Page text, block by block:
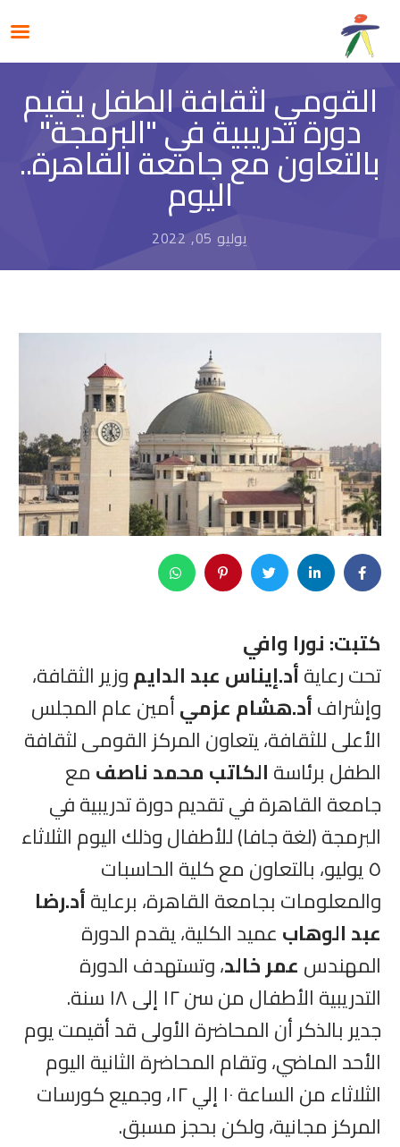
القومي لثقافة الطفل يقيم
دورة تدريبية في "البرمجة"
بالتعاون مع جامعة القاهرة..
اليوم
يوليو 05, 2022
كتبت: نورا وافي
تحت رعايةأد.إيناس عبد الدايموزير الثقافة،
وإشرافأد.هشام عزميأمين عام المجلس
الأعلى للثقافة، يتعاون المركز القومى لثقافة
الطفل برئاسةالكاتب محمد ناصفمع
جامعة القاهرة في تقديم دورة تدريبية في
البرمجة (لغة جافا) للأطفال وذلك اليوم الثلاثاء
٥ يوليو، بالتعاون مع كلية الحاسبات
والمعلومات بجامعة القاهرة، برعايةأد.رضا
عبد الوهابعميد الكلية، يقدم الدورة
المهندسعمر خالد، وتستهدف الدورة
التدريبية الأطفال من سن ١٢ إلى ١٨ سنة.
جدير بالذكر أن المحاضرة الأولى قد أقيمت يوم
الأحد الماضي، وتقام المحاضرة الثانية اليوم
الثلاثاء من الساعة ١٠ إلي ١٢، وجميع كورسات
المركز مجانية، ولكن بحجز مسبق.